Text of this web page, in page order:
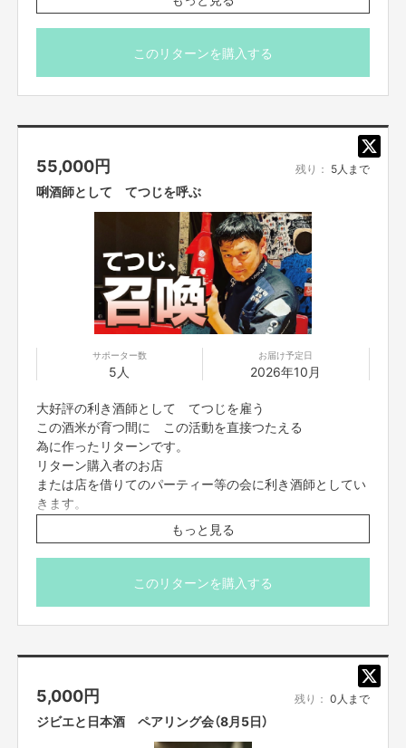
お問い合わせは下記のURLのメッセージからご連絡ください。
不良品、発送品間違いの場合は無料で交換させていただきます。到着日から
7日以内に上記問い合わせ先へご連絡ください。それ以上経過しますと返品
をお受け出来ない場合がございます。※サポーターのご都合によるキャンセ
ル・返品・交換はお受けできません。
不良品、発送商品間違いの場合、着払いにて対応いたします。
FANY Crowdfundingメッセージ機能にておくります。
また現地にて何かお土産を購入しておくります
支援がうまくいかない等のお問い合わせはこちら
このリターンを購入する
55,000円 残り： 5人まで
唎酒師として てつじを呼ぶ
サポーター数
5人
お届け予定日
2026年10月
大好評の利き酒師として てつじを雇う
この酒米が育つ間に この活動を直接つたえる
為に作ったリターンです。
リターン購入者のお店
または店を借りてのパーティー等の会に利き酒師としてい
きます。
利酒会での内容ご相談は
FANY Crowdfundingメッセージ機能にて
勤務時間2時間前後
梅田より移動時間2時間の範囲
※交通費別途 日本酒代別途 要相談
※お問い合わせは
「FANY Crowdfundingメッセージ機能」にて
もっと見る
このリターンを購入する
5,000円 残り： 0人まで
ジビエと日本酒 ペアリング会（8月5日）